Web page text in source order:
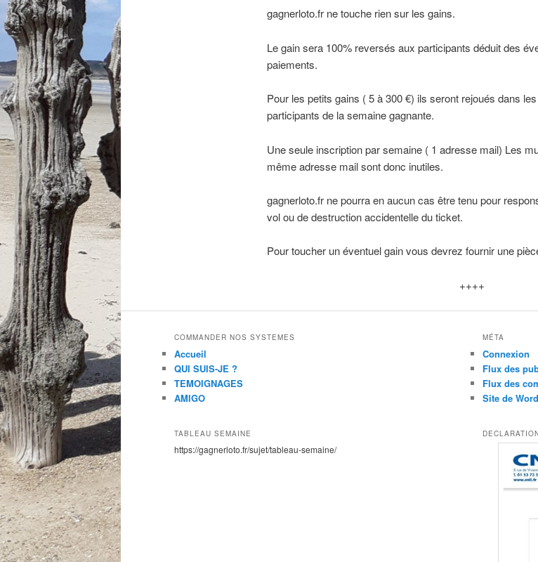
gagnerloto.fr ne touche rien sur les gains.
Le gain sera 100% reversés aux participants déduit des
paiements.
Pour les petits gains ( 5 à 300 €) ils seront rejoués dans
participants de la semaine gagnante.
Une seule inscription par semaine ( 1 adresse mail) Les
même adresse mail sont donc inutiles.
gagnerloto.fr ne pourra en aucun cas être tenu pour
vol ou de destruction accidentelle du ticket.
Pour toucher un éventuel gain vous devrez fournir une
++++
COMMANDER NOS SYSTEMES
Accueil
QUI SUIS-JE ?
TEMOIGNAGES
AMIGO
TABLEAU SEMAINE
https://gagnerloto.fr/sujet/tableau-semaine/
MÉTA
Connexion
Flux des
Flux des
Site de